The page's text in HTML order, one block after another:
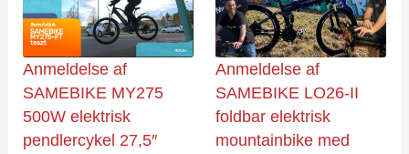
Anmeldelse af
SAMEBIKE MY275
500W elektrisk
pendlercykel 27,5″
Anmeldelse af
SAMEBIKE LO26-II
foldbar elektrisk
mountainbike med